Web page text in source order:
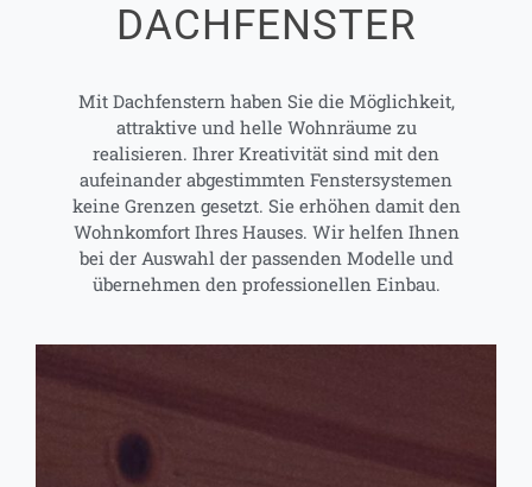
DACH­FENSTER
Mit Dachfenstern haben Sie die Möglichkeit,
attraktive und helle Wohnräume zu
realisieren. Ihrer Kreativität sind mit den
aufeinander abgestimmten Fenstersystemen
keine Grenzen gesetzt. Sie erhöhen damit den
Wohnkomfort Ihres Hauses. Wir helfen Ihnen
bei der Auswahl der passenden Modelle und
übernehmen den professionellen Einbau.